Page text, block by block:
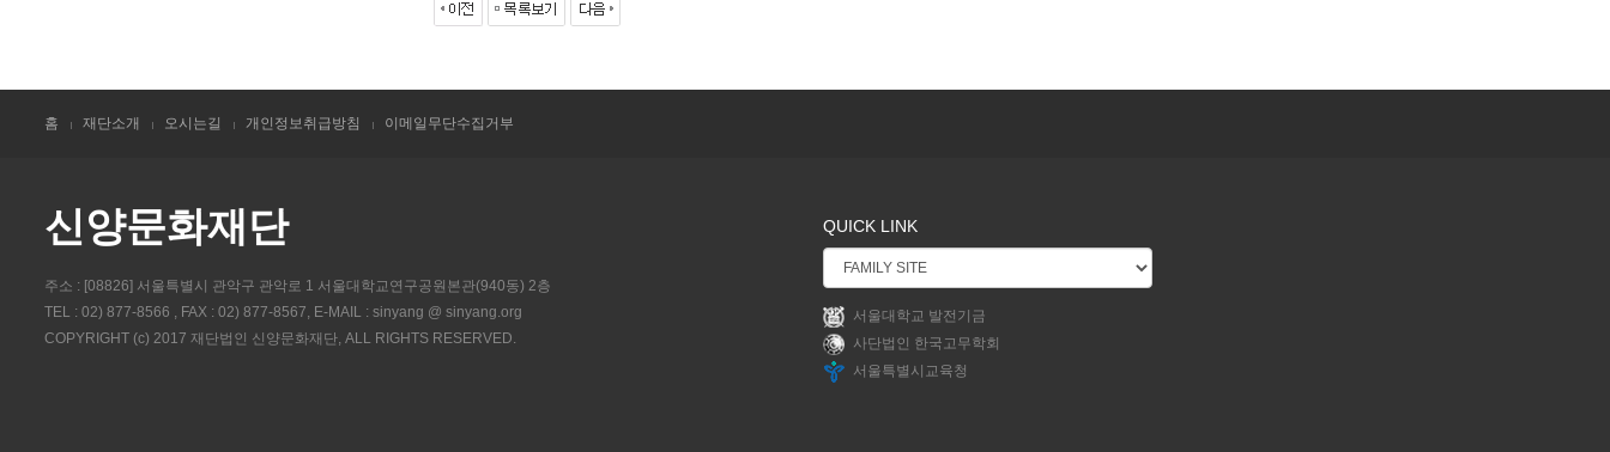
홈 재단소개 오시는길 개인정보취급방침 이메일무단수집거부
신양문화재단
주소 : [08826] 서울특별시 관악구 관악로 1 서울대학교연구공원본관(940동) 2층
TEL : 02) 877-8566 , FAX : 02) 877-8567, E-MAIL : sinyang @ sinyang.org
COPYRIGHT (c) 2017 재단법인 신양문화재단, ALL RIGHTS RESERVED.
QUICK LINK
서울대학교 발전기금
사단법인 한국고무학회
서울특별시교육청